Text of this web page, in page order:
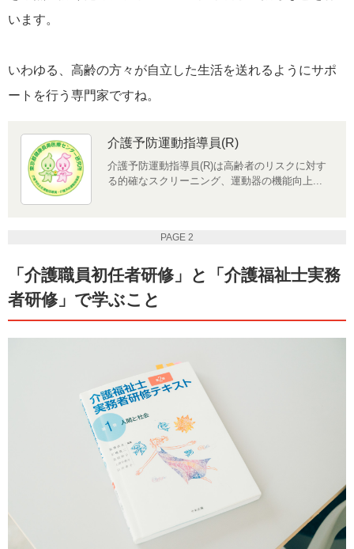
います。
いわゆる、高齢の方々が自立した生活を送れるようにサポ
ートを行う専門家ですね。
介護予防運動指導員(R)
介護予防運動指導員(R)は高齢者のリスクに対す
る的確なスクリーニング、運動器の機能向上...
PAGE 2
「介護職員初任者研修」と「介護福祉士実務
者研修」で学ぶこと